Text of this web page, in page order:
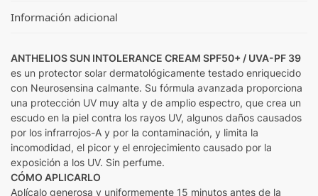
Información adicional
ANTHELIOS SUN INTOLERANCE CREAM SPF50+ / UVA-PF 39
es un protector solar dermatológicamente testado enriquecido
con Neurosensina calmante. Su fórmula avanzada proporciona
una protección UV muy alta y de amplio espectro, que crea un
escudo en la piel contra los rayos UV, algunos daños causados
por los infrarrojos-A y por la contaminación, y limita la
incomodidad, el picor y el enrojecimiento causado por la
exposición a los UV. Sin perfume.
CÓMO APLICARLO
Aplícalo generosa y uniformemente 15 minutos antes de la